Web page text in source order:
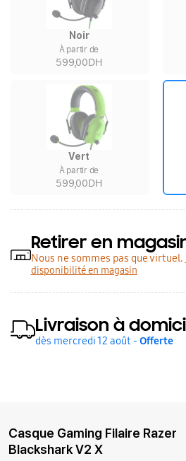
Noir
À partir de
599,00DH
Vert
À partir de
599,00DH
Retirer en
Nous ne sommes pas que virtuel.
disponibilité en magasin
Livraison à
dès mercredi 12 août - Offerte
Casque Gaming Filaire Razer
Blackshark V2 X